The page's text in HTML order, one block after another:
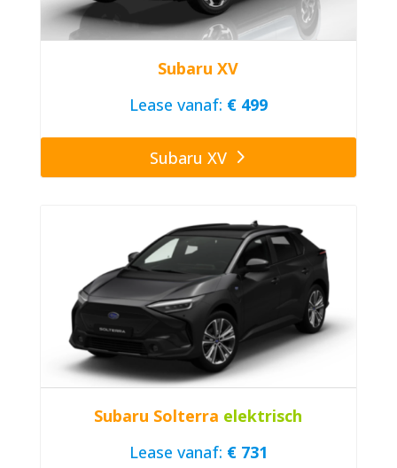
Subaru XV
Lease vanaf: € 499
Subaru XV
Subaru Solterra elektrisch
Lease vanaf: € 731